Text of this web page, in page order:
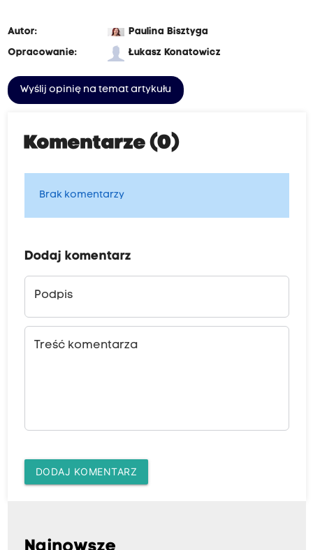
Autor:
Paulina Bisztyga
Opracowanie:
Łukasz Konatowicz
Wyślij opinię na temat artykułu
Komentarze (0)
Brak komentarzy
Dodaj komentarz
Podpis
Treść komentarza
DODAJ KOMENTARZ